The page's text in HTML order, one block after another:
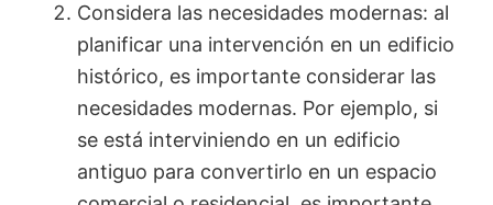
Considera las necesidades modernas: al
planificar una intervención en un edificio
histórico, es importante considerar las
necesidades modernas. Por ejemplo, si
se está interviniendo en un edificio
antiguo para convertirlo en un espacio